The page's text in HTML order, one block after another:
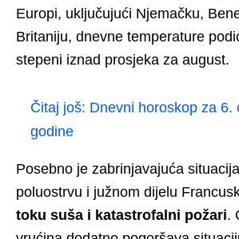
Europi, uključujući Njemačku,
Britaniju, dnevne temperature
stepeni iznad prosjeka za august.
Čitaj još: Dnevni horoskop za 6.
godine
Posebno je zabrinjavajuća
poluostrvu i južnom dijelu
toku suša i katastrofalni požari.